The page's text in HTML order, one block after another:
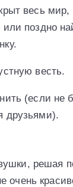
весь
или поздно
весть.
(если не
друзьями).
решая
очень